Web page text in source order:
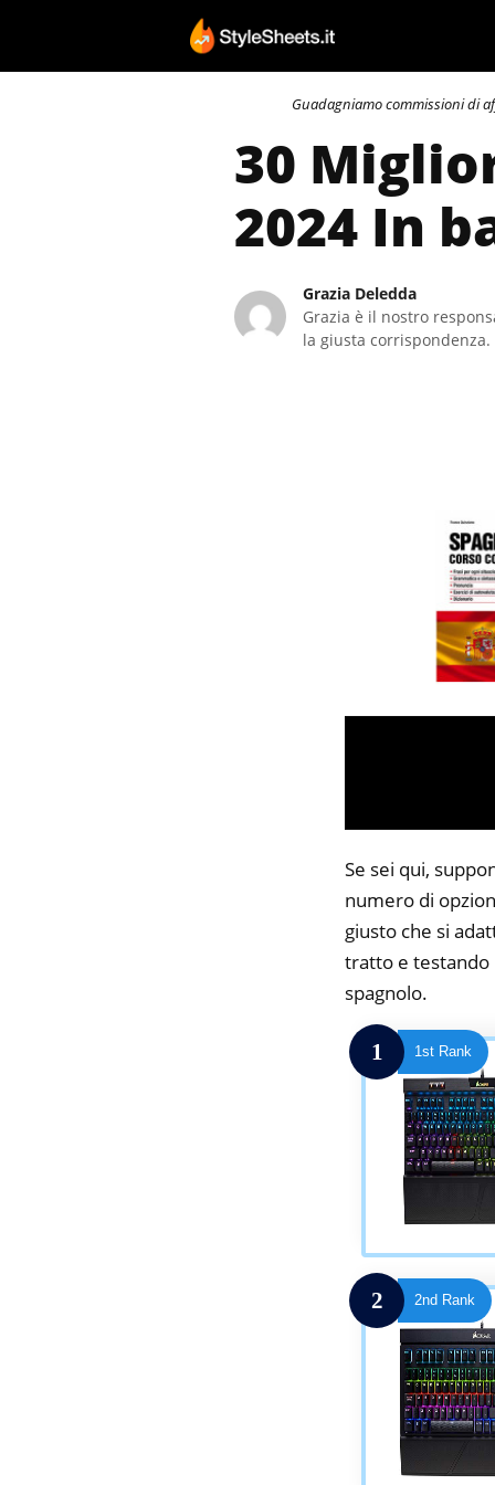
contenuto
Guadagniamo commissioni di
30
2024 In
Grazia Deledda
Grazia è il nostro
la giusta
Se sei qui,
numero di
giusto che si
tratto e testando
spagnolo.
1 1st Rank
2 2nd Rank